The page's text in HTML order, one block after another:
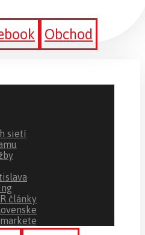
Obchod
sietí
články